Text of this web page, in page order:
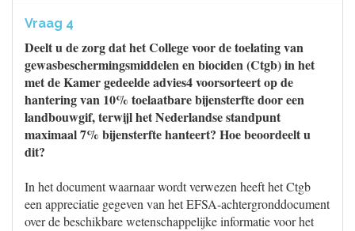
Vraag 4
Deelt u de zorg dat het College voor de toelating van
gewasbeschermingsmiddelen en biociden (Ctgb) in het
met de Kamer gedeelde advies4 voorsorteert op de
hantering van 10% toelaatbare bijensterfte door een
landbouwgif, terwijl het Nederlandse standpunt
maximaal 7% bijensterfte hanteert? Hoe beoordeelt u
dit?
In het document waarnaar wordt verwezen heeft het Ctgb
een appreciatie gegeven van het EFSA-achtergronddocument
over de beschikbare wetenschappelijke informatie voor het